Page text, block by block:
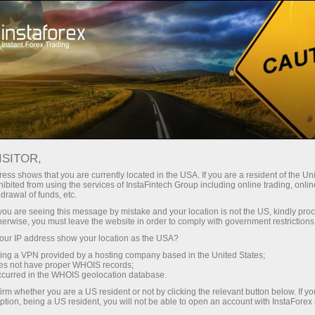
انسٹا فاریکس کے ساتھ، آپ
حاصل کرتے ہیں: 1:5000 تک کا فائدہ،
مارکیٹ میں کچھ بہترین اسپریڈز اور
کمیشنز، اور ٹریڈنگ اسٹاک اور انڈیکس
کے لیے فائدہ مند حالات۔
مختصر
30% بونس
ہر ڈیپازٹ پر
رفتار
تجارت اور ہائی ویز پر
shows that you are currently located in the USA. If you are a resident of the
from using the services of InstaFintech Group including online trading,
of funds, etc.
are seeing this message by mistake and your location is not the US, kindly
you must leave the website in order to comply with government
IP address show your location as the USA?
a VPN provided by a hosting company based in the United States;
not have proper WHOIS records;
in the WHOIS geolocation database.
whether you are a US resident or not by clicking the relevant button below. If
being a US resident, you will not be able to open an account with InstaForex